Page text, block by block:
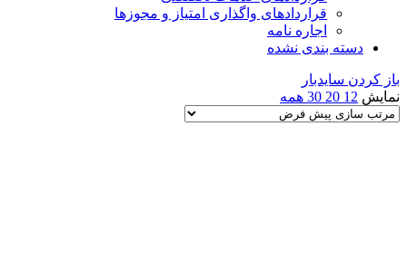
قراردادهای واگذاری امتیاز و مجوزها
اجاره نامه
دسته بندی نشده
باز کردن سایدبار
نمایش 12
20
30 همه